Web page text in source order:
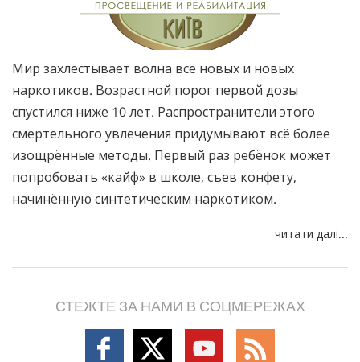
Мир захлёстывает волна всё новых и новых
наркотиков. Возрастной порог первой дозы
спустился ниже 10 лет. Распространители этого
смертельного увлечения придумывают всё более
изощрённые методы. Первый раз ребёнок может
попробовать «кайф» в школе, съев конфету,
начинённую синтетическим наркотиком.
читати далі...
СТЕЖТЕ ЗА НАМИ В СОЦМЕРЕЖАХ
Follow Follow
Follow
Follow